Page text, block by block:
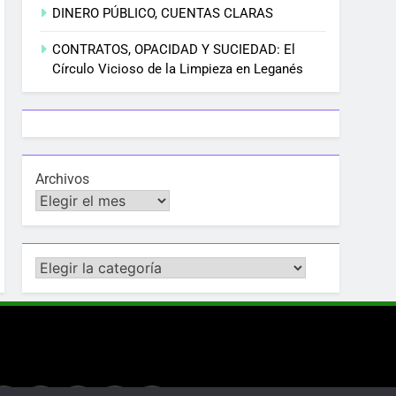
DINERO PÚBLICO, CUENTAS CLARAS
CONTRATOS, OPACIDAD Y SUCIEDAD: El
Círculo Vicioso de la Limpieza en Leganés
Archivos
Categorías